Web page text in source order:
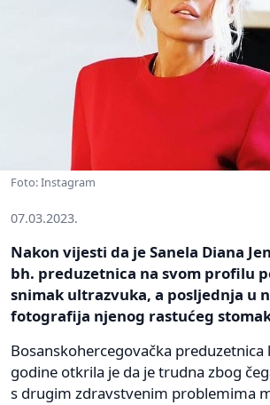
Foto: Instagram
07.03.2023.
Nakon vijesti da je Sanela Diana
bh. preduzetnica na svom profilu
snimak ultrazvuka, a posljednja u
fotografija njenog rastućeg
Bosanskohercegovačka
godine otkrila je da je trudna zbog
s drugim zdravstvenim problemima